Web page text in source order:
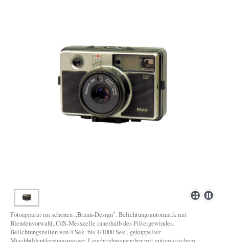
Fotoapparat im schönen „Braun-Design". Belichtungsautomatik mit
Blendenvorwahl, CdS-Messzelle innerhalb des Filtergewindes.
Belichtungszeiten von 4 Sek. bis 1/1000 Sek., gekuppelter